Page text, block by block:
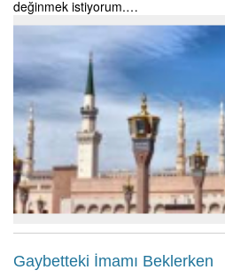
değinmek istiyorum.…
Gaybetteki İmamı Beklerken